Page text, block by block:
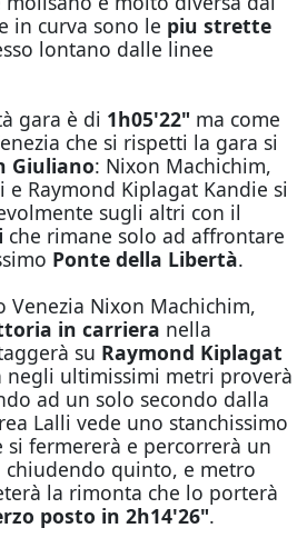
in curva sono le piu strette
lontano dalle linee
gara è di 1h05'22" ma come
che si rispetti la gara si
Giuliano: Nixon Machichim,
e Raymond Kiplagat Kandie si
sugli altri con il
che rimane solo ad affrontare
Ponte della Libertà.
Venezia Nixon Machichim,
in carriera nella
su Raymond Kiplagat
ultimissimi metri proverà
ad un solo secondo dalla
Lalli vede uno stanchissimo
si fermererà e percorrerà un
quinto, e metro
la rimonta che lo porterà
posto in 2h14'26".